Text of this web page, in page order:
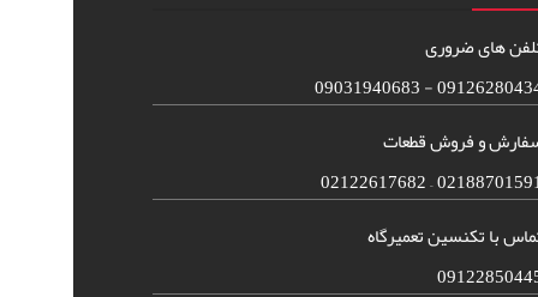
های ضروری
09126280434 -
و فروش قطعات
02188701591 –
با تکنسین تعمیرگاه